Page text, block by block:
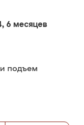
6 месяцев
подъем